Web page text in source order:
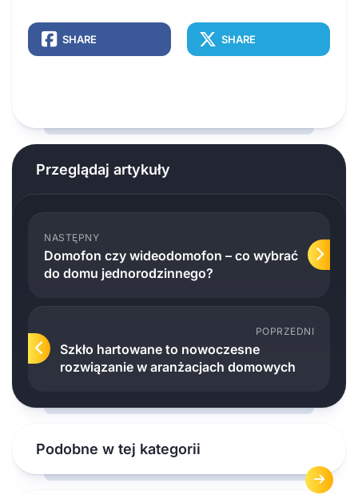
SHARE SHARE
Przeglądaj artykuły
NASTĘPNY
Domofon czy wideodomofon – co wybrać
do domu jednorodzinnego?
POPRZEDNI
Szkło hartowane to nowoczesne
rozwiązanie w aranżacjach domowych
Podobne w tej kategorii